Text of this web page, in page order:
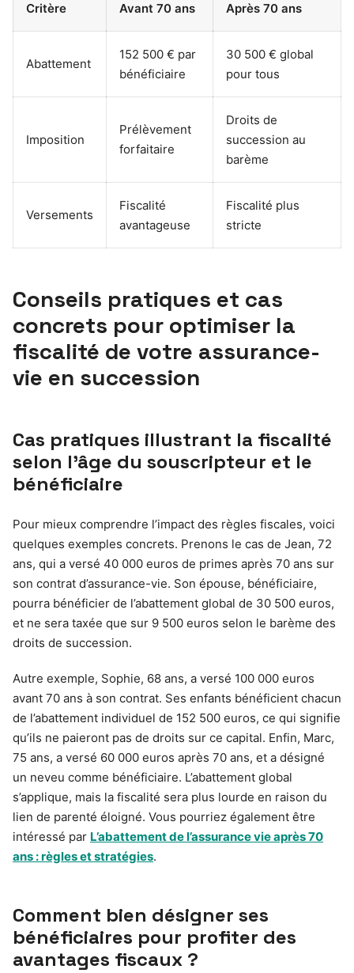
Critère Avant 70 ans Après 70 ans
Abattement
152 500 € par
bénéficiaire
30 500 € global
pour tous
Imposition
Prélèvement
forfaitaire
Droits de
succession au
barème
Versements
Fiscalité
avantageuse
Fiscalité plus
stricte
Conseils pratiques et cas
concrets pour optimiser la
fiscalité de votre assurance-
vie en succession
Cas pratiques illustrant la fiscalité
selon l’âge du souscripteur et le
bénéficiaire
Pour mieux comprendre l’impact des règles fiscales, voici
quelques exemples concrets. Prenons le cas de Jean, 72
ans, qui a versé 40 000 euros de primes après 70 ans sur
son contrat d’assurance-vie. Son épouse, bénéficiaire,
pourra bénéficier de l’abattement global de 30 500 euros,
et ne sera taxée que sur 9 500 euros selon le barème des
droits de succession.
Autre exemple, Sophie, 68 ans, a versé 100 000 euros
avant 70 ans à son contrat. Ses enfants bénéficient chacun
de l’abattement individuel de 152 500 euros, ce qui signifie
qu’ils ne paieront pas de droits sur ce capital. Enfin, Marc,
75 ans, a versé 60 000 euros après 70 ans, et a désigné
un neveu comme bénéficiaire. L’abattement global
s’applique, mais la fiscalité sera plus lourde en raison du
lien de parenté éloigné. Vous pourriez également être
intéressé par L’abattement de l’assurance vie après 70
ans : règles et stratégies.
Comment bien désigner ses
bénéficiaires pour profiter des
avantages fiscaux ?